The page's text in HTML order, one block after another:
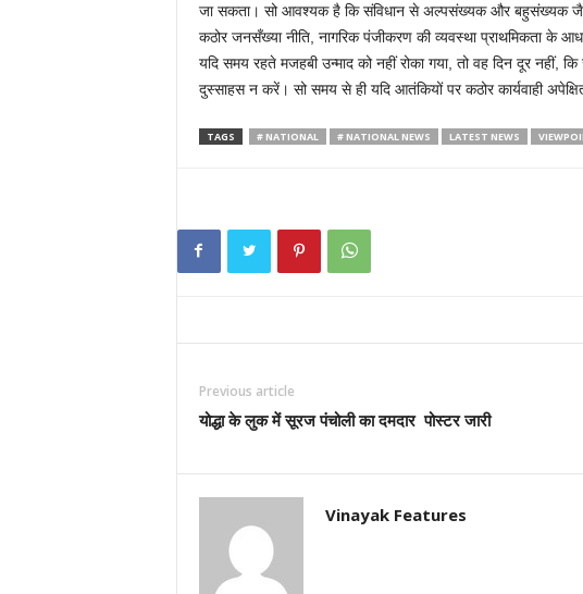
जा सकता। सो आवश्यक है कि संविधान से अल्पसंख्यक और बहुसंख्यक जैसे
कठोर जनसँख्या नीति, नागरिक पंजीकरण की व्यवस्था प्राथमिकता के
यदि समय रहते मजहबी उन्माद को नहीं रोका गया, तो वह दिन दूर
दुस्साहस न करें। सो समय से ही यदि आतंकियों पर कठोर कार्यवाही
TAGS # NATIONAL # NATIONAL NEWS LATEST NEWS
Previous article
योद्धा के लुक में सूरज पंचोली का दमदार पोस्टर जारी
Vinayak Features